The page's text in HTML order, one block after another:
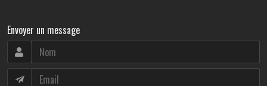
Envoyer un message